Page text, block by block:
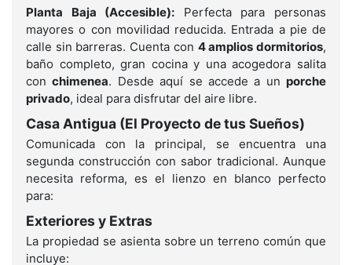
Planta Baja (Accesible): Perfecta para personas
mayores o con movilidad reducida. Entrada a pie de
calle sin barreras. Cuenta con 4 amplios dormitorios,
baño completo, gran cocina y una acogedora salita
conchimenea. Desde aquí se accede a un porche
privado, ideal para disfrutar del aire libre.
Casa Antigua (El Proyecto de tus Sueños)
Comunicada con la principal, se encuentra una
segunda construcción con sabor tradicional. Aunque
necesita reforma, es el lienzo en blanco perfecto
para:
Exteriores y Extras
La propiedad se asienta sobre un terreno común que
incluye: